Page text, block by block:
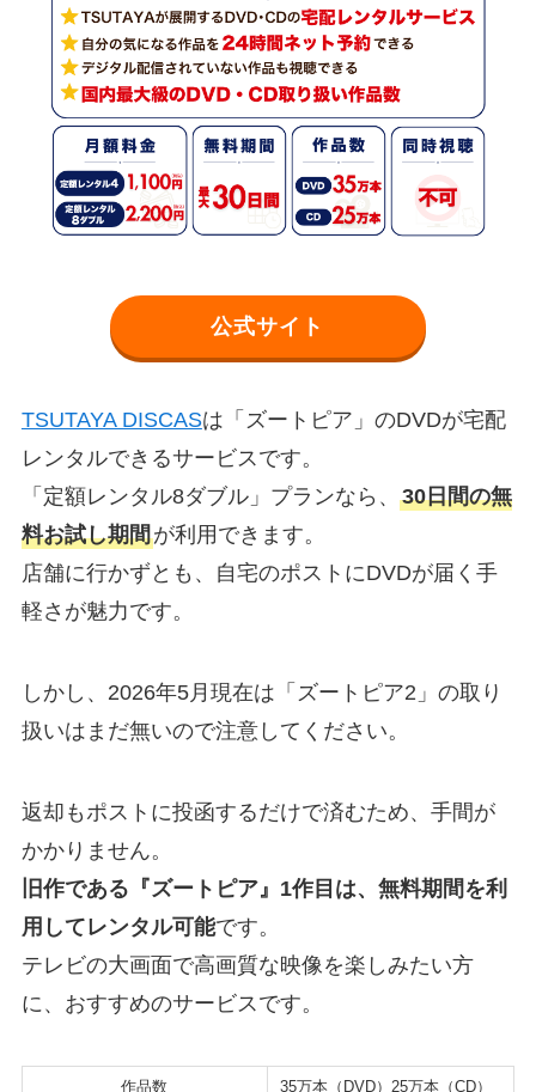
公式サイト
TSUTAYA DISCASは「ズートピア」のDVDが宅配
レンタルできるサービスです。
「定額レンタル8ダブル」プランなら、 30日間の無
料お試し期間が利用できます。
店舗に行かずとも、自宅のポストにDVDが届く手
軽さが魅力です。
しかし、2026年5月現在は「ズートピア2」の取り
扱いはまだ無いので注意してください。
返却もポストに投函するだけで済むため、手間が
かかりません。
旧作である『ズートピア』1作目は、無料期間を利
用してレンタル可能です。
テレビの大画面で高画質な映像を楽しみたい方
に、おすすめのサービスです。
作品数 35万本（DVD）25万本（CD）